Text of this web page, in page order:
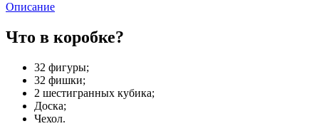
Описание
Что в коробке?
32 фигуры;
32 фишки;
2 шестигранных кубика;
Доска;
Чехол.